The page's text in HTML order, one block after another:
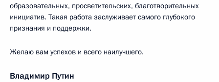
образовательных, просветительских, благотворительных
инициатив. Такая работа заслуживает самого глубокого
признания и поддержки.
Желаю вам успехов и всего наилучшего.
Владимир Путин